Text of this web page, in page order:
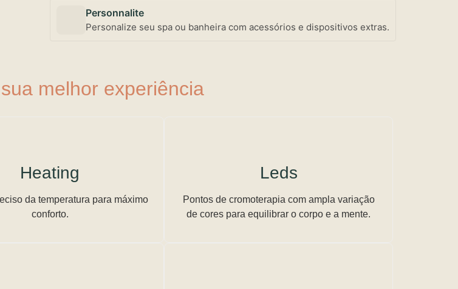
Personnalite
Personalize seu spa ou banheira com acessórios e dispositivos extras.
melhor experiência
Heating
da temperatura para máximo
conforto.
Leds
Pontos de cromoterapia com ampla variação
de cores para equilibrar o corpo e a mente.